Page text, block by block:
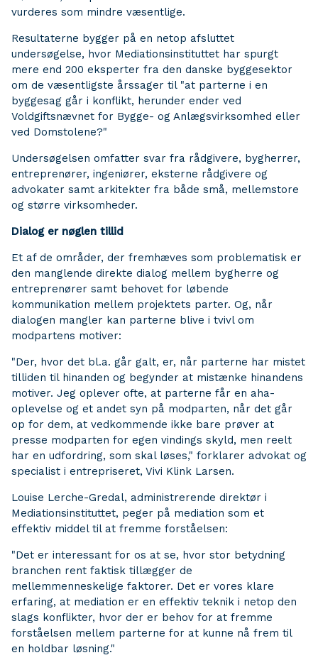
vurderes som mindre væsentlige.
Resultaterne bygger på en netop afsluttet
undersøgelse, hvor Mediationsinstituttet har spurgt
mere end 200 eksperter fra den danske byggesektor
om de væsentligste årssager til "at parterne i en
byggesag går i konflikt, herunder ender ved
Voldgiftsnævnet for Bygge- og Anlægsvirksomhed eller
ved Domstolene?"
Undersøgelsen omfatter svar fra rådgivere, bygherrer,
entreprenører, ingeniører, eksterne rådgivere og
advokater samt arkitekter fra både små, mellemstore
og større virksomheder.
Dialog er nøglen tillid
Et af de områder, der fremhæves som problematisk er
den manglende direkte dialog mellem bygherre og
entreprenører samt behovet for løbende
kommunikation mellem projektets parter. Og, når
dialogen mangler kan parterne blive i tvivl om
modpartens motiver:
"Der, hvor det bl.a. går galt, er, når parterne har mistet
tilliden til hinanden og begynder at mistænke hinandens
motiver. Jeg oplever ofte, at parterne får en aha-
oplevelse og et andet syn på modparten, når det går
op for dem, at vedkommende ikke bare prøver at
presse modparten for egen vindings skyld, men reelt
har en udfordring, som skal løses," forklarer advokat og
specialist i entrepriseret, Vivi Klink Larsen.
Louise Lerche-Gredal, administrerende direktør i
Mediationsinstituttet, peger på mediation som et
effektiv middel til at fremme forståelsen:
"Det er interessant for os at se, hvor stor betydning
branchen rent faktisk tillægger de
mellemmenneskelige faktorer. Det er vores klare
erfaring, at mediation er en effektiv teknik i netop den
slags konflikter, hvor der er behov for at fremme
forståelsen mellem parterne for at kunne nå frem til
en holdbar løsning."